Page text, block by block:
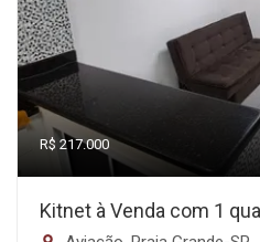
R$ 217.000
Kitnet à Venda com 1